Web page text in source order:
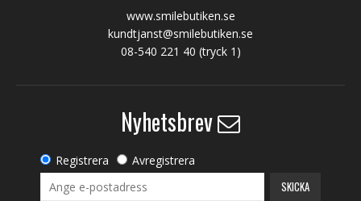
www.smilebutiken.se
kundtjanst@smilebutiken.se
08-540 221 40 (tryck 1)
Nyhetsbrev
Registrera Avregistrera
SKICKA